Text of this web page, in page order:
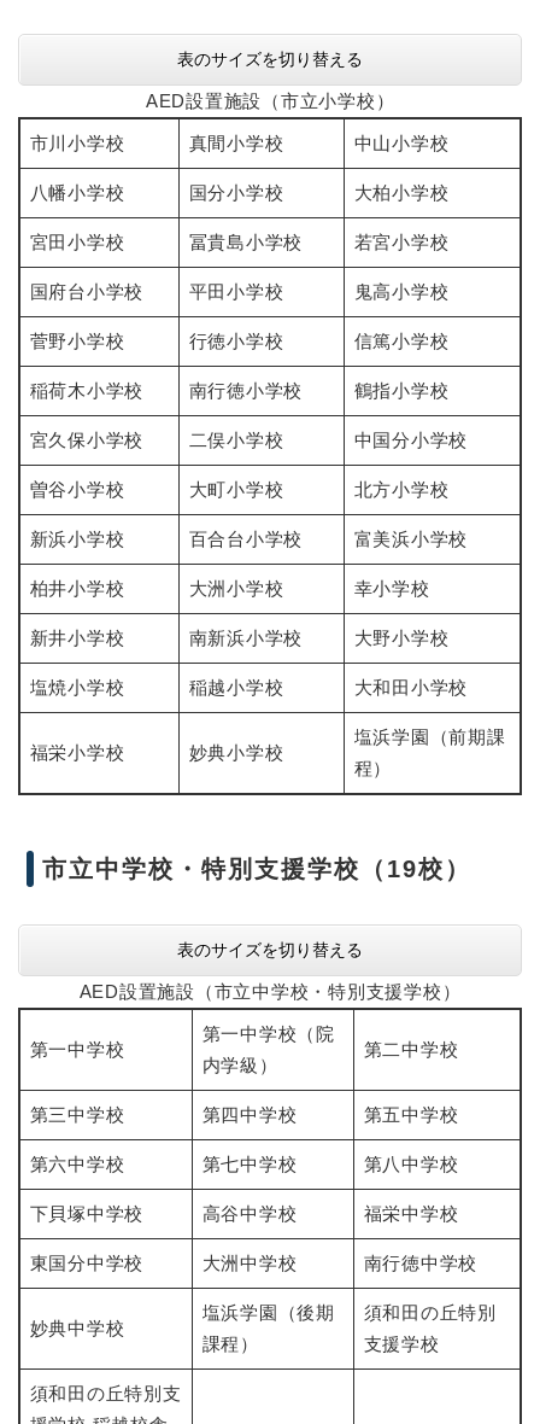
表のサイズを切り替える
AED設置施設（市立小学校）
市川小学校 真間小学校 中山小学校
八幡小学校 国分小学校 大柏小学校
宮田小学校 冨貴島小学校 若宮小学校
国府台小学校 平田小学校 鬼高小学校
菅野小学校 行徳小学校 信篤小学校
稲荷木小学校 南行徳小学校 鶴指小学校
宮久保小学校 二俣小学校 中国分小学校
曽谷小学校 大町小学校 北方小学校
新浜小学校 百合台小学校 富美浜小学校
柏井小学校 大洲小学校 幸小学校
新井小学校 南新浜小学校 大野小学校
塩焼小学校 稲越小学校 大和田小学校
福栄小学校 妙典小学校
塩浜学園（前期課
程）
市立中学校・特別支援学校（19校）
表のサイズを切り替える
AED設置施設（市立中学校・特別支援学校）
第一中学校
第一中学校（院
内学級）
第二中学校
第三中学校 第四中学校 第五中学校
第六中学校 第七中学校 第八中学校
下貝塚中学校 高谷中学校 福栄中学校
東国分中学校 大洲中学校 南行徳中学校
妙典中学校
塩浜学園（後期
課程）
須和田の丘特別
支援学校
須和田の丘特別支